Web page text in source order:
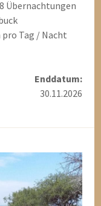
8 Übernachtungen
pro Tag / Nacht
Enddatum:
30.11.2026